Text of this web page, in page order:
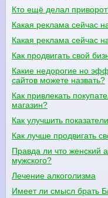
Кто ещё делал
Какая реклама сейчас
Какая реклама сейчас
Как продвигать свой
Какие недорогие но
сайтов можете назвать?
Как привлекать
магазин?
Как улучшить
Как лучше продвигать
Правда ли что женский
мужского?
Лечение алкоголизма
Имеет ли смысл брать